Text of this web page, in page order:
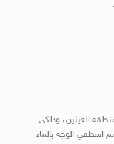
العينين، ودلكي
اشطفي الوجه بالماء